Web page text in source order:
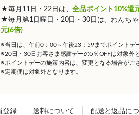
★毎月11日・22日は、 全品ポイント10%還
★毎月第1日曜日・20日・30日は、わんち
元(6倍)
※当日は、午前0：00～午後23：59までポイントデ
※20日・30日お客さま感謝デーの5％OFFは対象外
※ポイントデーの施策内容は、変更となる場合がご
※定期便は対象外となります。
登録 送料について 配送と返品に